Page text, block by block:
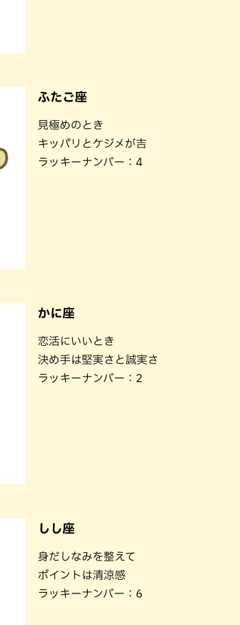
ふたご座
見極めのとき
キッパリとケジメが吉
ラッキーナンバー：4
かに座
恋活にいいとき
決め手は堅実さと誠実さ
ラッキーナンバー：2
しし座
身だしなみを整えて
ポイントは清涼感
ラッキーナンバー：6